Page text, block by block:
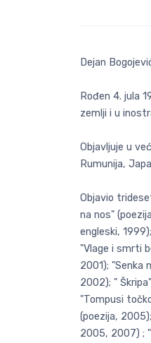
Dejan
Rođen 4. jula
zemlji i u
Objavljuje u
Rumunija,
Objavio
na nos"
engleski,
"Vlage i smrti
2001); "Senka
2002); "
"Tompusi
(poezija,
2005, 2007) ;